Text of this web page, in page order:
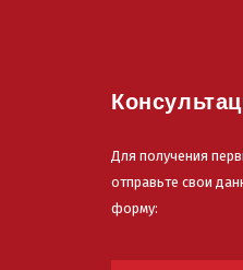
Для получения
отправьте свои
форму: